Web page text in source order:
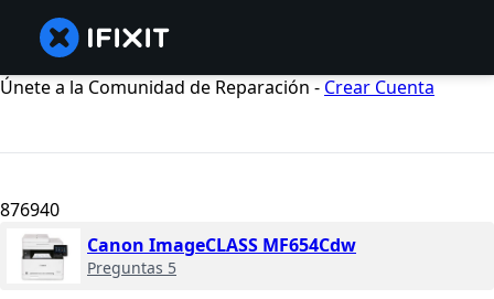
Únete a la Comunidad de Reparación - Crear Cuenta
876940
Canon ImageCLASS MF654Cdw
Preguntas 5